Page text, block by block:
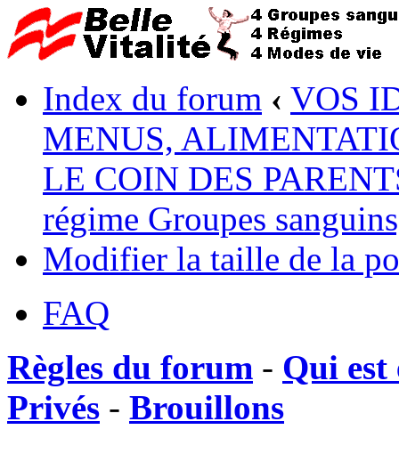
Index du forum ‹ VOS
MENUS,
LE COIN DES
régime Groupes
Modifier la taille de la
FAQ
Règles du forum - Qui est
Privés - Brouillons